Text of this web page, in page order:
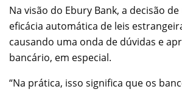
Na visão do Ebury Bank, a decisão
eficácia automática de leis
causando uma onda de dúvidas e
bancário, em especial.
“Na prática, isso significa que os